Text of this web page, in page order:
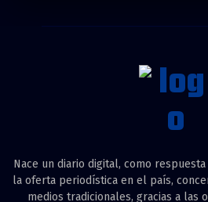
Nace un diario digital, como
la oferta periodística en el país,
medios tradicionales, gracias a las